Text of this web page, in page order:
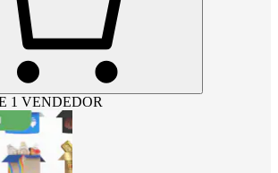
1 VENDEDOR